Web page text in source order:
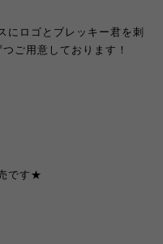
にロゴとブレッキー君を刺
ご用意しております！
です★